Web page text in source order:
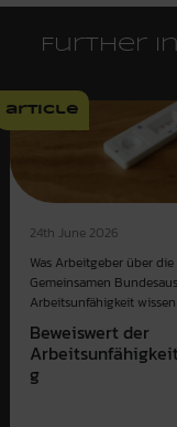
Further
article
24th June 2026
Was Arbeitgeber über
Gemeinsamen
Arbeitsunfähigkeit
Beweiswert der
g